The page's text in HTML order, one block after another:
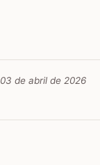
03 de abril de 2026